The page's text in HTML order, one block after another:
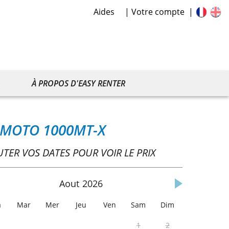
Aides Votre compte
À PROPOS D'EASY RENTER
1000MT-X
VOS DATES POUR VOIR LE PRIX
Aout 2026
Mar Mer Jeu Ven Sam Dim
1
2